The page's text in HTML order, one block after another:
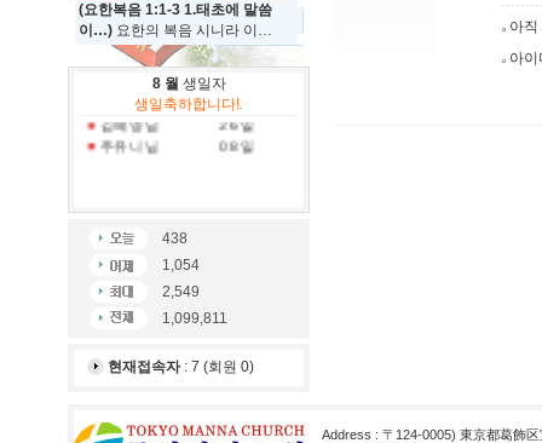
(요한복음 1:1-3 1.태초에 말씀
이…) 요한의 복음 시니라 이…
8 월 생일자
생일축하합니다!.
정규진 님
19 일
홍진국 님
31 일
김혜영 님
26 일
주유니 님
08 일
438
1,054
2,549
1,099,811
현재접속자: 7 (회원 0)
아
아
Address : 〒124-0005) 東京都葛飾